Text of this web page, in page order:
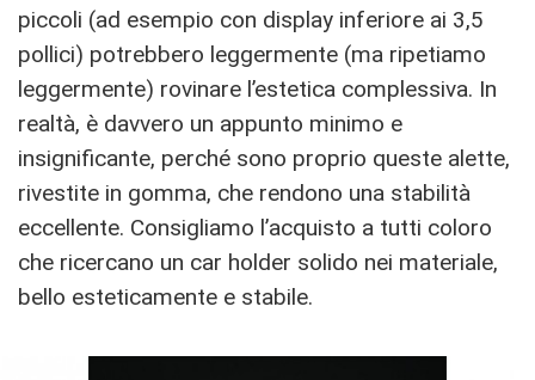
piccoli (ad esempio con display inferiore ai 3,5
pollici) potrebbero leggermente (ma ripetiamo
leggermente) rovinare l’estetica complessiva. In
realtà, è davvero un appunto minimo e
insignificante, perché sono proprio queste alette,
rivestite in gomma, che rendono una stabilità
eccellente. Consigliamo l’acquisto a tutti coloro
che ricercano un car holder solido nei materiale,
bello esteticamente e stabile.